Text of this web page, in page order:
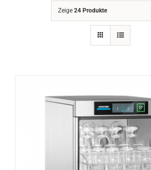
Zeige 24 Produkte